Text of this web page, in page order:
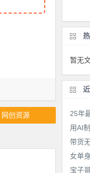
网创资源
暂无
女单